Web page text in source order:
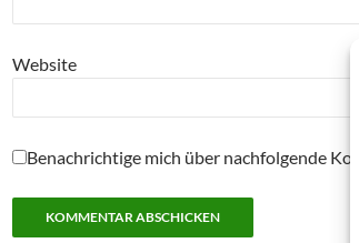
Website
Benachrichtige mich über nachfolgende